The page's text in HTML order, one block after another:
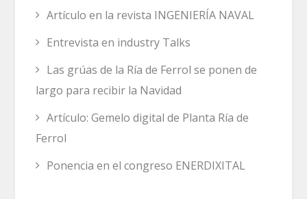
Artículo en la revista INGENIERÍA NAVAL
Entrevista en industry Talks
Las grúas de la Ría de Ferrol se ponen de
largo para recibir la Navidad
Artículo: Gemelo digital de Planta Ría de
Ferrol
Ponencia en el congreso ENERDIXITAL